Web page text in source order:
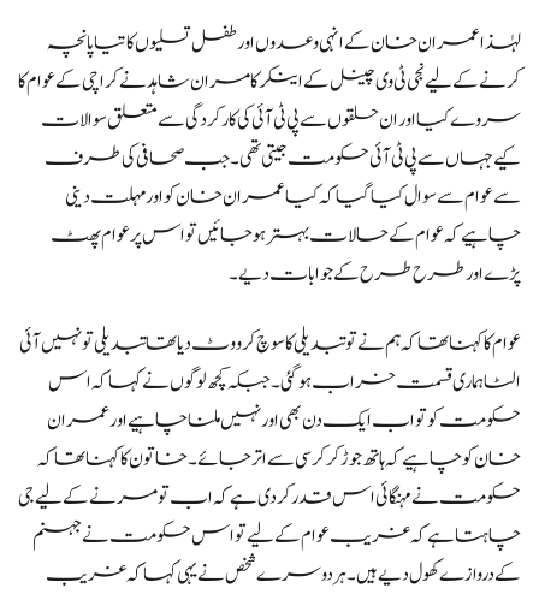
لہٰذا عمران خان کے انہی وعدوں اور طفل تسلیوں کا تیاپانچہ
کرنے کے لیے نجی ٹی وی چینل کے اینکر کامران شاہد نے کراچی کے عوام کا
سروے کیااور ان حلقوں سے پی ٹی آئی کی کارکردگی سے متعلق سوالات
کیے جہاں سے پی ٹی آئی حکومت جیتی تھی۔جب صحافی کی طرف
سے عوام سے سوال کیا گیا کہ کیا عمران خان کو اور مہلت دینی
چاہیے کہ عوام کے حالات بہتر ہو جائیں تو اس پر عوام پھٹ
پڑے اور طرح طرح کے جوابات دیے۔
عوام کا کہنا تھاکہ ہم نے تو تبدیلی کا سوچ کر ووٹ دیا تھا تبدیلی تو نہیں آئی
الٹا ہماری قسمت خراب ہو گئی۔جبکہ کچھ لوگوں نے کہا کہ اس
حکومت کو تو اب ایک دن بھی اور نہیں ملنا چاہیے اورعمران
خان کو چاہیے کہ ہاتھ جوڑ کر کرسی سے اتر جائے۔خاتون کا کہنا تھا کہ
حکومت نے مہنگائی اس قدر کر دی ہے کہ اب تو مرنے کے لیے جی
چاہتا ہے کہ غریب عوام کے لیے تو اس حکومت نے جہنم
کے دروازے کھول دیے ہیں۔ہر دوسرے شخص نے یہی کہا کہ غریب